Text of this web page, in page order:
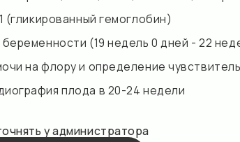
(с 27 по 40 неделю
первичный приём